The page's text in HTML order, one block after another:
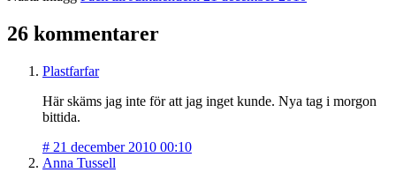
26 kommentarer
Plastfarfar
Här skäms jag inte för att jag inget kunde. Nya tag i morgon
bittida.
# 21 december 2010 00:10
Anna Tussell